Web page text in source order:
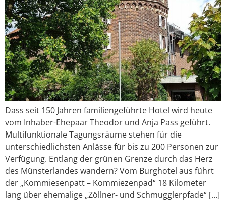
Dass seit 150 Jahren familiengeführte Hotel wird heute
vom Inhaber-Ehepaar Theodor und Anja Pass geführt.
Multifunktionale Tagungsräume stehen für die
unterschiedlichsten Anlässe für bis zu 200 Personen zur
Verfügung. Entlang der grünen Grenze durch das Herz
des Münsterlandes wandern? Vom Burghotel aus führt
der „Kommiesenpatt – Kommiezenpad“ 18 Kilometer
lang über ehemalige „Zöllner- und Schmugglerpfade“ […]